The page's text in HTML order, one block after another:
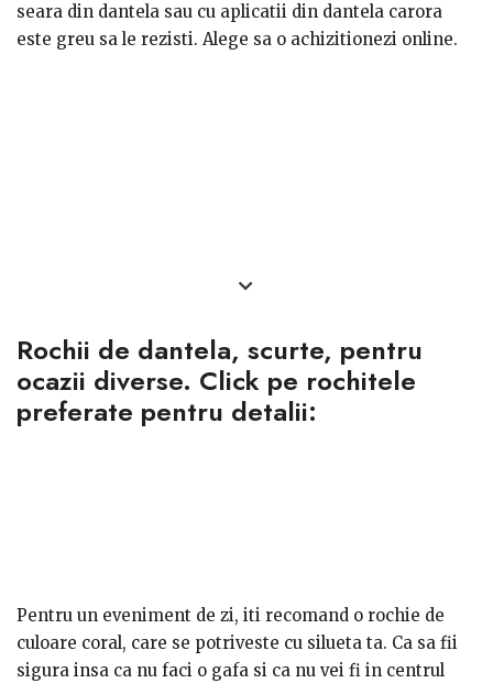
multe colectii.
seara din dantela sau cu aplicatii din dantela carora
este greu sa le rezisti. Alege sa o achizitionezi online.
Rochii de dantela, scurte, pentru
ocazii diverse. Click pe rochitele
preferate pentru detalii:
Pentru un eveniment de zi, iti recomand o rochie de
culoare coral, care se potriveste cu silueta ta. Ca sa fii
sigura insa ca nu faci o gafa si ca nu vei fi in centrul